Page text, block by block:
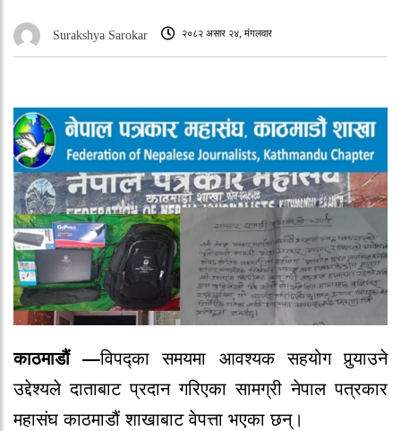
Surakshya Sarokar २०८२ असार २४, मंगलवार
काठमाडौं —विपद्का समयमा आवश्यक सहयोग पुर्‍याउने
उद्देश्यले दाताबाट प्रदान गरिएका सामग्री नेपाल पत्रकार
महासंघ काठमाडौं शाखाबाट वेपत्ता भएका छन्।